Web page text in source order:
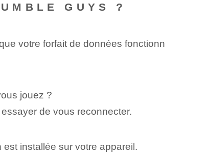
GUYS ?
votre forfait de données fonctionn
jouez ?
de vous reconnecter.
installée sur votre appareil.